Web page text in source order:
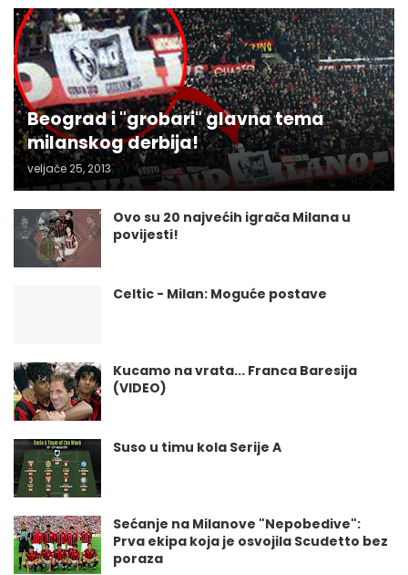
Beograd i "grobari" glavna tema
milanskog derbija!
veljače 25, 2013
Ovo su 20 najvećih igrača Milana u
povijesti!
Celtic - Milan: Moguće postave
Kucamo na vrata... Franca Baresija
(VIDEO)
Suso u timu kola Serije A
Sećanje na Milanove "Nepobedive":
Prva ekipa koja je osvojila Scudetto bez
poraza